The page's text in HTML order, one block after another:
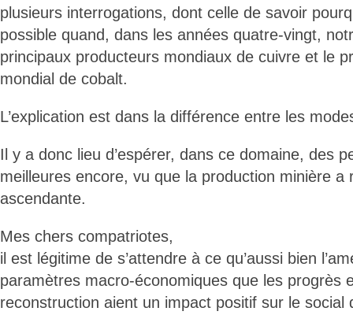
plusieurs interrogations, dont celle de savoir
possible quand, dans les années quatre-vingt,
principaux producteurs mondiaux de cuivre et le
mondial de cobalt.
L’explication est dans la différence entre les
Il y a donc lieu d’espérer, dans ce domaine, des
meilleures encore, vu que la production minière a
ascendante.
Mes chers compatriotes,
il est légitime de s’attendre à ce qu’aussi bien
paramètres macro-économiques que les progrès
reconstruction aient un impact positif sur le social